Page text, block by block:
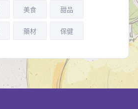
美食 甜品
藥材 保健